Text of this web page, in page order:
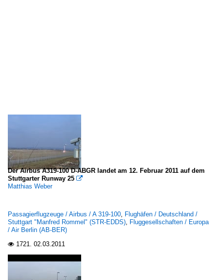
Der Airbus A319-100 D-ABGR landet am 12. Februar 2011 auf dem
Stuttgarter Runway 25 
Matthias Weber
Passagierflugzeuge / Airbus / A 319-100, Flughäfen / Deutschland /
Stuttgart "Manfred Rommel" (STR-EDDS), Fluggesellschaften / Europa
/ Air Berlin (AB-BER)
 1721. 02.03.2011